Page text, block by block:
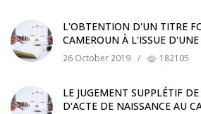
L'OBTENTION D'UN TITRE
CAMEROUN À L'ISSUE
26 October 2019 / 182105
LE JUGEMENT SUPPLÉTIF
D'ACTE DE NAISSANCE AU